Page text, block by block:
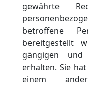
gewährte
betroffene
bereitgestellt
gängigen und
erhalten. Sie
einem